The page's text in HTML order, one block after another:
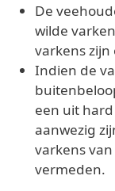
De
wilde
varkens
Indien de
een uit
aanwezig
varkens
vermeden.